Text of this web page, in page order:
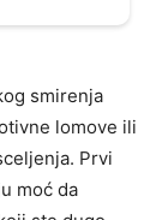
smirenja
lomove ili
Prvi
moć da